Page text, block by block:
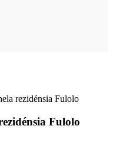
rezidénsia Fulolo
Fulolo